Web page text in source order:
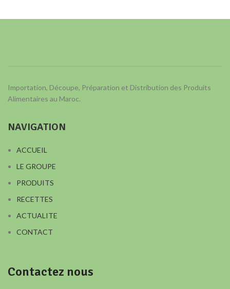
Importation, Découpe, Préparation et Distribution des Produits
Alimentaires au Maroc.
NAVIGATION
ACCUEIL
LE GROUPE
PRODUITS
RECETTES
ACTUALITE
CONTACT
Contactez nous